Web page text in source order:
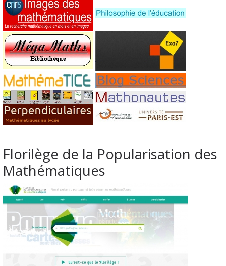
Florilège de la Popularisation des
Mathématiques